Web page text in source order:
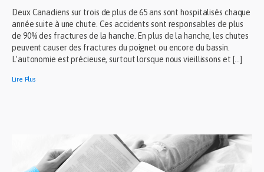
Deux Canadiens sur trois de plus de 65 ans sont hospitalisés chaque
année suite à une chute. Ces accidents sont responsables de plus
de 90% des fractures de la hanche. En plus de la hanche, les chutes
peuvent causer des fractures du poignet ou encore du bassin.
L’autonomie est précieuse, surtout lorsque nous vieillissons et […]
Lire Plus